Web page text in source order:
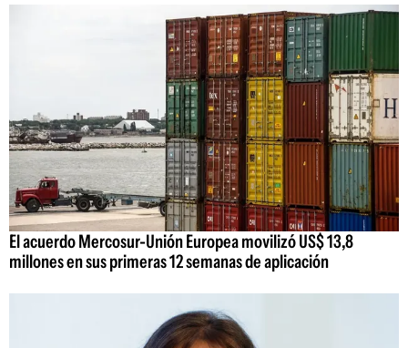
El acuerdo Mercosur-Unión Europea movilizó US$ 13,8
millones en sus primeras 12 semanas de aplicación